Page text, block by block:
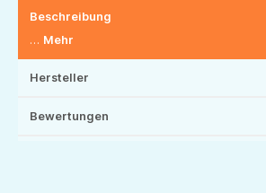
Beschreibung
… Mehr
Hersteller
Bewertungen